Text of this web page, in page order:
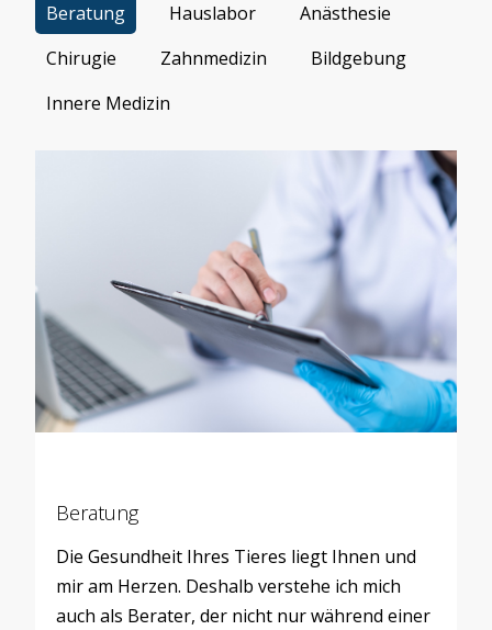
Beratung Hauslabor
Anästhesie
Chirugie
Zahnmedizin
Bildgebung
Innere Medizin
Beratung
Die Gesundheit Ihres Tieres liegt Ihnen und
mir am Herzen. Deshalb verstehe ich mich
auch als Berater, der nicht nur während einer